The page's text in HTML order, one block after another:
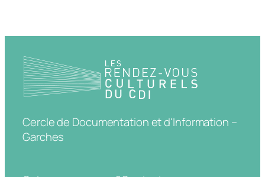
Cercle de Documentation et d'Information –
Garches